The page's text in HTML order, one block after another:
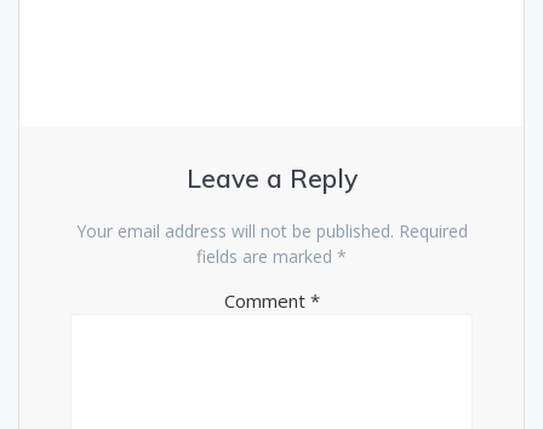
Leave a Reply
Your email address will not be published. Required
fields are marked *
Comment *